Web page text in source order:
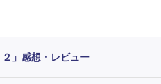
」感想・レビュー